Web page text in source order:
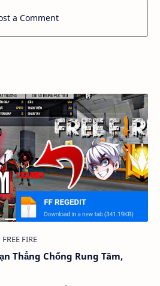
a Comment
Thẳng Chống Rung Tâm,